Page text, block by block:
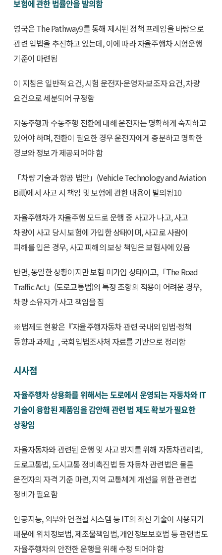
보험에 관한 법률안을 발의함
영국은 The Pathway9를 통해 제시된 정책 프레임을 바탕으로
관련 입법을 추진하고 있는데, 이에 따라 자율주행차 시험운행
기준이 마련됨
이 지침은 일반적 요건, 시험 운전자·운영자·보조자 요건, 차량
요건으로 세분되어 규정함
자동주행과 수동주행 전환에 대해 운전자는 명확하게 숙지하고
있어야 하며, 전환이 필요한 경우 운전자에게 충분하고 명확한
경보와 정보가 제공되어야 함
「차량 기술과 항공 법안」(Vehicle Technology and Aviation
Bill)에서 사고 시 책임 및 보험에 관한 내용이 발의됨10
자율주행차가 자율주행 모드로 운행 중 사고가 나고, 사고
차량이 사고 당시 보험에 가입한 상태이며, 사고로 사람이
피해를 입은 경우, 사고 피해의 보상 책임은 보험사에 있음
반면, 동일한 상황이지만 보험 미가입 상태이고,「The Road
Traffic Act」(도로교통법)의 특정 조항의 적용이 어려운 경우,
차량 소유자가 사고 책임을 짐
※법제도 현황은『자율주행자동차 관련 국내외 입법·정책
동향과 과제』, 국회입법조사처 자료를 기반으로 정리함
시사점
자율주행차 상용화를 위해서는 도로에서 운영되는 자동차와 IT
기술이 융합된 제품임을 감안해 관련 법 제도 확보가 필요한
상황임
자율자동차와 관련된 운행 및 사고 방지를 위해 자동차관리법,
도로교통법, 도시교통 정비촉진법 등 자동차 관련법은 물론
운전자의 자격 기준 마련, 지역 교통체계 개선을 위한 관련법
정비가 필요함
인공지능, 외부와 연결될 시스템 등 IT의 최신 기술이 사용되기
때문에 위치정보법, 제조물책임법, 개인정보보호법 등 관련법도
자율주행차의 안전한 운행을 위해 수정 되어야 함